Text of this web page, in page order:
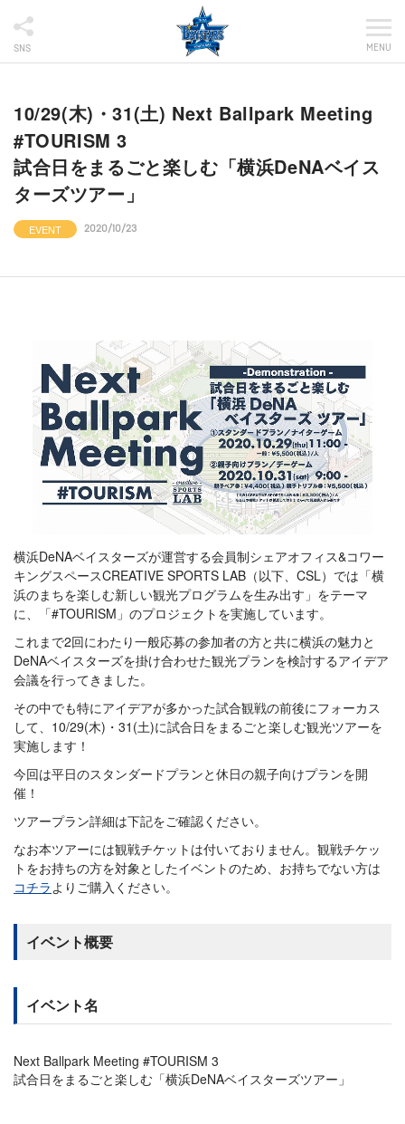
SNS MENU
10/29(木)・31(土) Next Ballpark Meeting
#TOURISM 3
試合日をまるごと楽しむ「横浜DeNAベイス
ターズツアー」
EVENT 2020/10/23
横浜DeNAベイスターズが運営する会員制シェアオフィス&コワー
キングスペースCREATIVE SPORTS LAB（以下、CSL）では「横
浜のまちを楽しむ新しい観光プログラムを生み出す」をテーマ
に、「#TOURISM」のプロジェクトを実施しています。
これまで2回にわたり一般応募の参加者の方と共に横浜の魅力と
DeNAベイスターズを掛け合わせた観光プランを検討するアイデア
会議を行ってきました。
その中でも特にアイデアが多かった試合観戦の前後にフォーカス
して、10/29(木)・31(土)に試合日をまるごと楽しむ観光ツアーを
実施します！
今回は平日のスタンダードプランと休日の親子向けプランを開
催！
ツアープラン詳細は下記をご確認ください。
なお本ツアーには観戦チケットは付いておりません。観戦チケッ
トをお持ちの方を対象としたイベントのため、お持ちでない方は
コチラ よりご購入ください。
イベント概要
イベント名
Next Ballpark Meeting #TOURISM 3
試合日をまるごと楽しむ「横浜DeNAベイスターズツアー」